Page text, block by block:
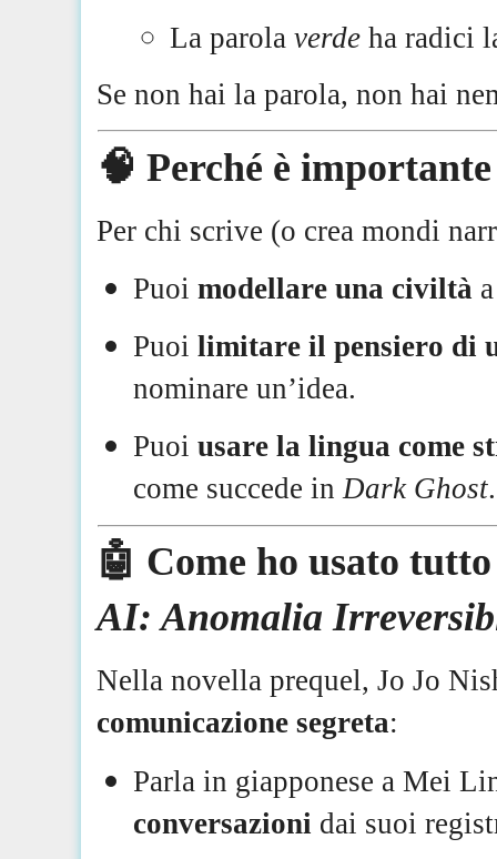
La parolaverde ha radici
Se non hai la parola, non hai
🧠 Perché è
Per chi scrive (o crea mondi
Puoimodellare una civiltà
Puoilimitare il pensiero di
nominare un’idea.
Puoiusare la lingua come
come succede inDark Ghost.
🤖 Come ho usato
AI: Anomalia
Nella novella prequel, Jo Jo
comunicazione segreta:
Parla in giapponese a Mei
conversazioni dai suoi